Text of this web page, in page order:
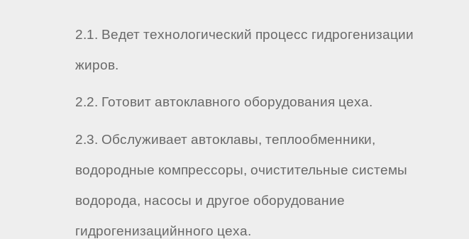
2.1. Ведет технологический процесс гидрогенизации
жиров.
2.2. Готовит автоклавного оборудования цеха.
2.3. Обслуживает автоклавы, теплообменники,
водородные компрессоры, очистительные системы
водорода, насосы и другое оборудование
гидрогенизацийнного цеха.